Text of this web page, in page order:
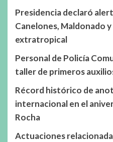
Presidencia declaró
Canelones, Maldonado
extratropical
Personal de Policía
taller de primeros
Récord histórico de
internacional en el
Rocha
Actuaciones